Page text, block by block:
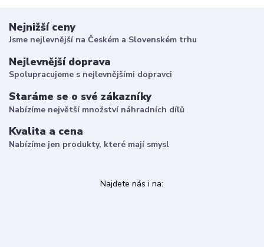
Nejnižší ceny
Jsme nejlevnější na Českém a Slovenském trhu
Nejlevnější doprava
Spolupracujeme s nejlevnějšími dopravci
Staráme se o své zákazníky
Nabízíme největší množství náhradních dílů
Kvalita a cena
Nabízíme jen produkty, které mají smysl
Najdete nás i na: